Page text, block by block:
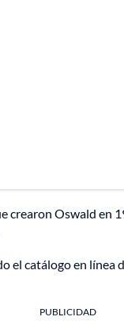
crearon Oswald en
el catálogo en línea
PUBLICIDAD